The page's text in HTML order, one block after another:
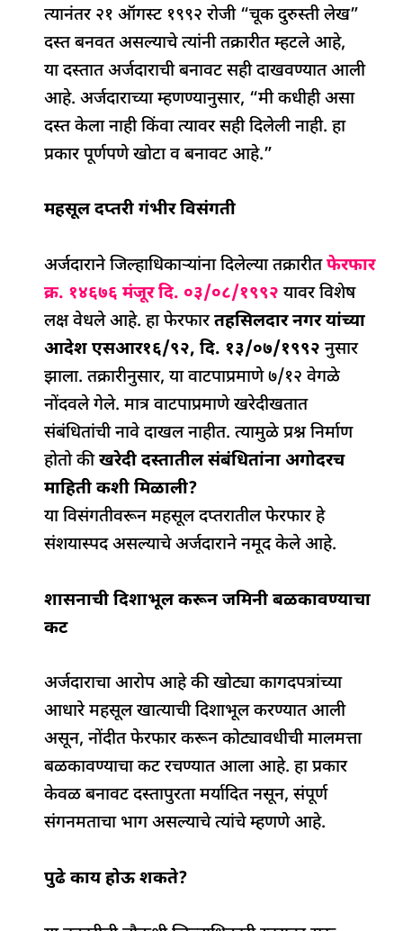
त्यानंतर २१ ऑगस्ट १९९२ रोजी “चूक दुरुस्ती लेख”
दस्त बनवत असल्याचे त्यांनी तक्रारीत म्हटले आहे,
या दस्तात अर्जदाराची बनावट सही दाखवण्यात आली
आहे. अर्जदाराच्या म्हणण्यानुसार, “मी कधीही असा
दस्त केला नाही किंवा त्यावर सही दिलेली नाही. हा
प्रकार पूर्णपणे खोटा व बनावट आहे.”
महसूल दप्तरी गंभीर विसंगती
अर्जदाराने जिल्हाधिकाऱ्यांना दिलेल्या तक्रारीतफेरफार
क्र. १४६७६ मंजूर दि. ०३/०८/१९९२ यावर विशेष
लक्ष वेधले आहे. हा फेरफारतहसिलदार नगर यांच्या
आदेश एसआर१६/९२, दि. १३/०७/१९९२ नुसार
झाला. तक्रारीनुसार, या वाटपाप्रमाणे ७/१२ वेगळे
नोंदवले गेले. मात्र वाटपाप्रमाणे खरेदीखतात
संबंधितांची नावे दाखल नाहीत. त्यामुळे प्रश्न निर्माण
होतो कीखरेदी दस्तातील संबंधितांना अगोदरच
माहिती कशी मिळाली?
या विसंगतीवरून महसूल दप्तरातील फेरफार हे
संशयास्पद असल्याचे अर्जदाराने नमूद केले आहे.
शासनाची दिशाभूल करून जमिनी बळकावण्याचा
कट
अर्जदाराचा आरोप आहे की खोट्या कागदपत्रांच्या
आधारे महसूल खात्याची दिशाभूल करण्यात आली
असून, नोंदीत फेरफार करून कोट्यावधीची मालमत्ता
बळकावण्याचा कट रचण्यात आला आहे. हा प्रकार
केवळ बनावट दस्तापुरता मर्यादित नसून, संपूर्ण
संगनमताचा भाग असल्याचे त्यांचे म्हणणे आहे.
पुढे काय होऊ शकते?